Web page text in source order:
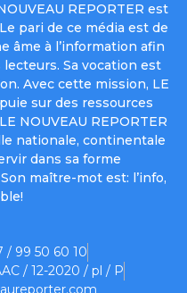
REPORTER est
pari de ce média est de
âme à l’information afin
Sa vocation est
Avec cette mission, LE
sur des ressources
NOUVEAU REPORTER
nationale, continentale
dans sa forme
maître-mot est: l’info,
/ 99 50 60 10
/ 12-2020 / pl / P